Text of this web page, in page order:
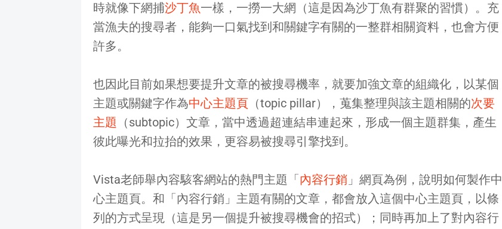
時就像下網捕沙丁魚一樣，一撈一大網（這是因為沙丁魚有群聚的習慣）。充
當漁夫的搜尋者，能夠一口氣找到和關鍵字有關的一整群相關資料，也會方便
許多。
也因此目前如果想要提升文章的被搜尋機率，就要加強文章的組織化，以某個
主題或關鍵字作為中心主題頁（topic pillar），蒐集整理與該主題相關的次要
主題 （subtopic）文章，當中透過超連結串連起來，形成一個主題群集，產生
彼此曝光和拉抬的效果，更容易被搜尋引擎找到。
Vista老師舉內容駭客網站的熱門主題「內容行銷 」網頁為例，說明如何製作中
心主題頁。和「內容行銷」主題有關的文章，都會放入這個中心主題頁，以條
列的方式呈現（這是另一個提升被搜尋機會的招式）；同時再加上了對內容行